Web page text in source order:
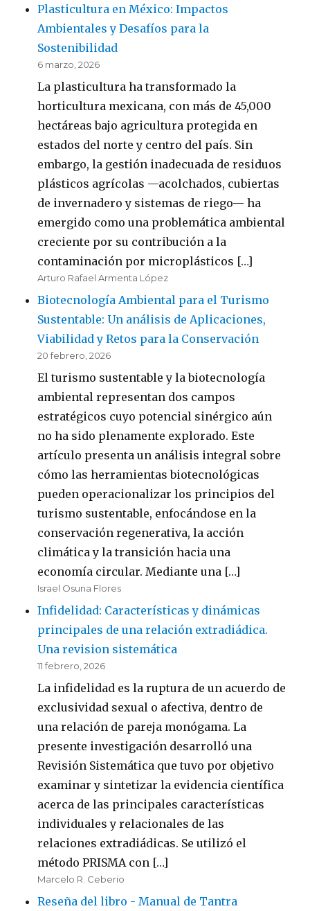
Plasticultura en México: Impactos
Ambientales y Desafíos para la
Sostenibilidad
6 marzo, 2026
La plasticultura ha transformado la
horticultura mexicana, con más de 45,000
hectáreas bajo agricultura protegida en
estados del norte y centro del país. Sin
embargo, la gestión inadecuada de residuos
plásticos agrícolas —acolchados, cubiertas
de invernadero y sistemas de riego— ha
emergido como una problemática ambiental
creciente por su contribución a la
contaminación por microplásticos […]
Arturo Rafael Armenta López
Biotecnología Ambiental para el Turismo
Sustentable: Un análisis de Aplicaciones,
Viabilidad y Retos para la Conservación
20 febrero, 2026
El turismo sustentable y la biotecnología
ambiental representan dos campos
estratégicos cuyo potencial sinérgico aún
no ha sido plenamente explorado. Este
artículo presenta un análisis integral sobre
cómo las herramientas biotecnológicas
pueden operacionalizar los principios del
turismo sustentable, enfocándose en la
conservación regenerativa, la acción
climática y la transición hacia una
economía circular. Mediante una […]
Israel Osuna Flores
Infidelidad: Características y dinámicas
principales de una relación extradiádica.
Una revision sistemática
11 febrero, 2026
La infidelidad es la ruptura de un acuerdo de
exclusividad sexual o afectiva, dentro de
una relación de pareja monógama. La
presente investigación desarrolló una
Revisión Sistemática que tuvo por objetivo
examinar y sintetizar la evidencia científica
acerca de las principales características
individuales y relacionales de las
relaciones extradiádicas. Se utilizó el
método PRISMA con […]
Marcelo R. Ceberio
Reseña del libro - Manual de Tantra